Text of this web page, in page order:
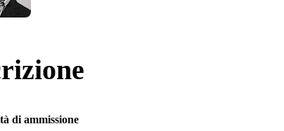
di ammissione